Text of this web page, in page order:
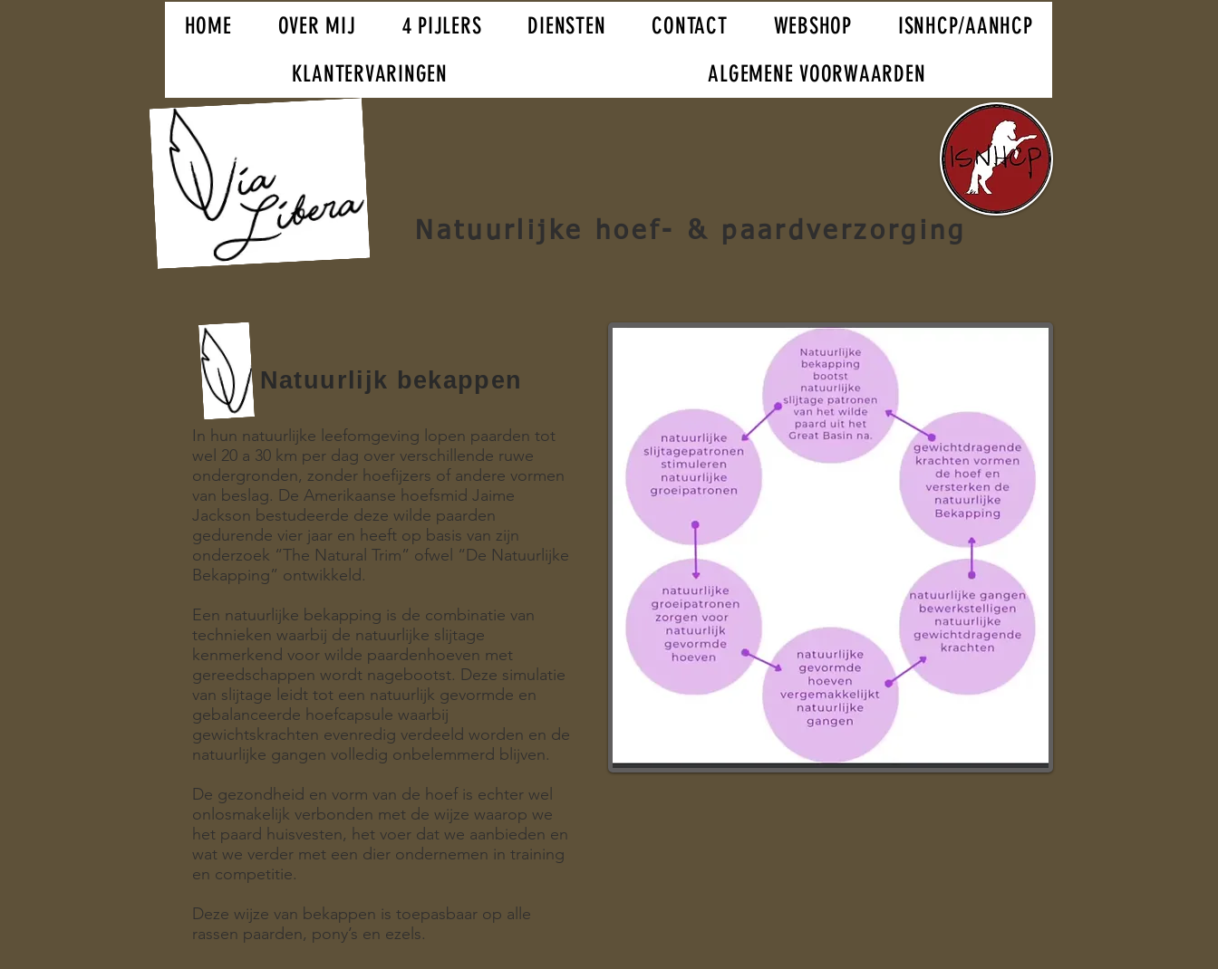
HOME OVER MIJ 4 PIJLERS DIENSTEN CONTACT WEBSHOP
ISNHCP/AANHCP
KLANTERVARINGEN
ALGEMENE VOORWAARDEN
Natuurlijke hoef- & paardverzorging
Natuurlijk bekappen
In hun natuurlijke leefomgeving lopen paarden tot
wel 20 a 30 km per dag over verschillende ruwe
ondergronden, zonder hoefijzers of andere vormen
van beslag. De Amerikaanse hoefsmid Jaime
Jackson bestudeerde deze wilde paarden
gedurende vier jaar en heeft op basis van zijn
onderzoek “The Natural Trim” ofwel “De Natuurlijke
Bekapping” ontwikkeld.
Een natuurlijke bekapping is de combinatie van
technieken waarbij de natuurlijke slijtage
kenmerkend voor wilde paardenhoeven met
gereedschappen wordt nagebootst. Deze simulatie
van slijtage leidt tot een natuurlijk gevormde en
gebalanceerde hoefcapsule waarbij
gewichtskrachten evenredig verdeeld worden en de
natuurlijke gangen volledig onbelemmerd blijven.
De gezondheid en vorm van de hoef is echter wel
onlosmakelijk verbonden met de wijze waarop we
het paard huisvesten, het voer dat we aanbieden en
wat we verder met een dier ondernemen in training
en competitie.
Deze wijze van bekappen is toepasbaar op alle
rassen paarden, pony’s en ezels.